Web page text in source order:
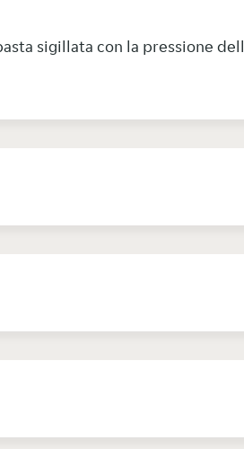
sigillata con la pressione